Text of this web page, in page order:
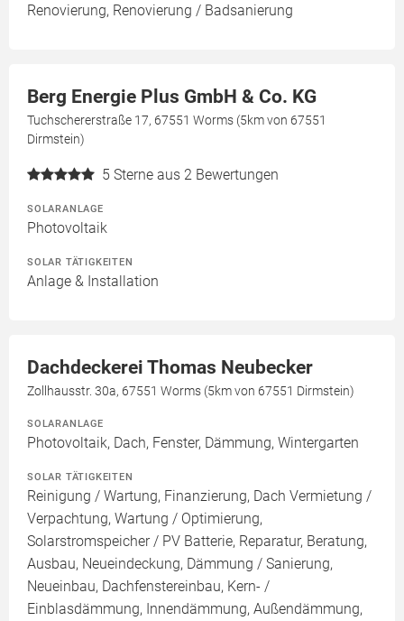
Renovierung, Renovierung / Badsanierung
Berg Energie Plus GmbH & Co. KG
Tuchschererstraße 17, 67551 Worms (5km von 67551
Dirmstein)
5 Sterne aus 2 Bewertungen
SOLARANLAGE
Photovoltaik
SOLAR TÄTIGKEITEN
Anlage & Installation
Dachdeckerei Thomas Neubecker
Zollhausstr. 30a, 67551 Worms (5km von 67551 Dirmstein)
SOLARANLAGE
Photovoltaik, Dach, Fenster, Dämmung, Wintergarten
SOLAR TÄTIGKEITEN
Reinigung / Wartung, Finanzierung, Dach Vermietung /
Verpachtung, Wartung / Optimierung,
Solarstromspeicher / PV Batterie, Reparatur, Beratung,
Ausbau, Neueindeckung, Dämmung / Sanierung,
Neueinbau, Dachfenstereinbau, Kern- /
Einblasdämmung, Innendämmung, Außendämmung,